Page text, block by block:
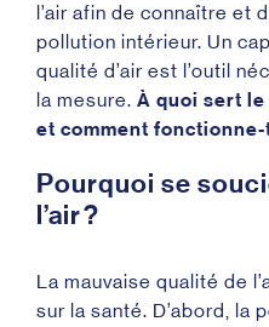
l’air afin de connaître et
pollution intérieur. Un
qualité d’air est l’outil
la mesure. À quoi sert le
et comment fonctionne-
Pourquoi se
l’air ?
La mauvaise qualité de
sur la santé. D’abord, la